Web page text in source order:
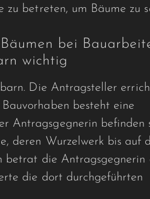
betreten, um Bäume zu
bei
wichtig
Die Antragsteller
besteht eine
Antragsgegnerin befinden
deren Wurzelwerk bis auf
betrat die Antragsgegnerin
die dort durchgeführten